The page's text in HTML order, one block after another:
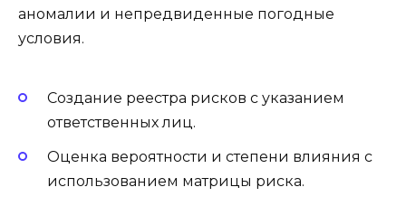
аномалии и непредвиденные погодные
условия.
Создание реестра рисков с указанием
ответственных лиц.
Оценка вероятности и степени влияния с
использованием матрицы риска.